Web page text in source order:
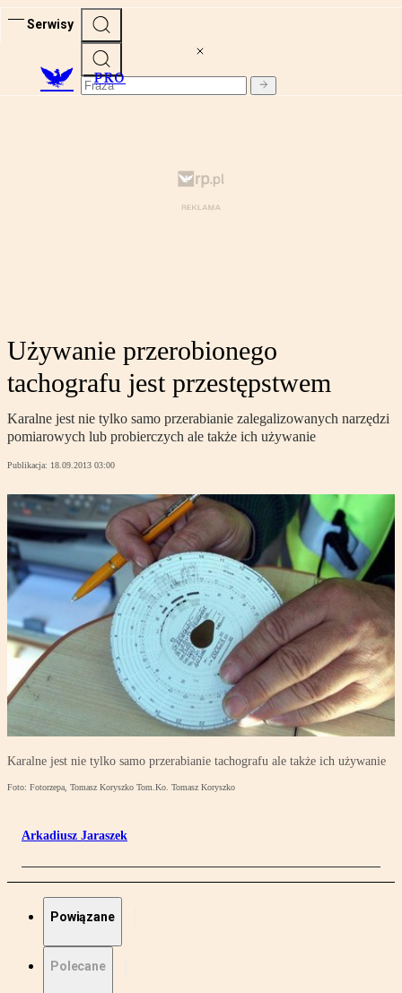
Serwisy
PRO
Używanie przerobionego
tachografu jest przestępstwem
Karalne jest nie tylko samo przerabianie zalegalizowanych narzędzi
pomiarowych lub probierczych ale także ich używanie
Publikacja: 18.09.2013 03:00
Karalne jest nie tylko samo przerabianie tachografu ale także ich używanie
Foto: Fotorzepa, Tomasz Koryszko Tom.Ko. Tomasz Koryszko
Arkadiusz Jaraszek
Powiązane
Polecane